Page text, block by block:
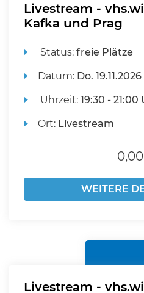
Livestream -
Kafka und Prag
Status:freie Plätze
Datum: Do. 19.11.2026
Uhrzeit:19:30 - 21:00
Ort: Livestream
WEITERE
Livestream -